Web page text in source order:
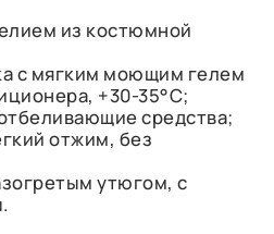
из костюмной
с мягким моющим гелем
+30-35°C;
средства;
отжим, без
утюгом, с